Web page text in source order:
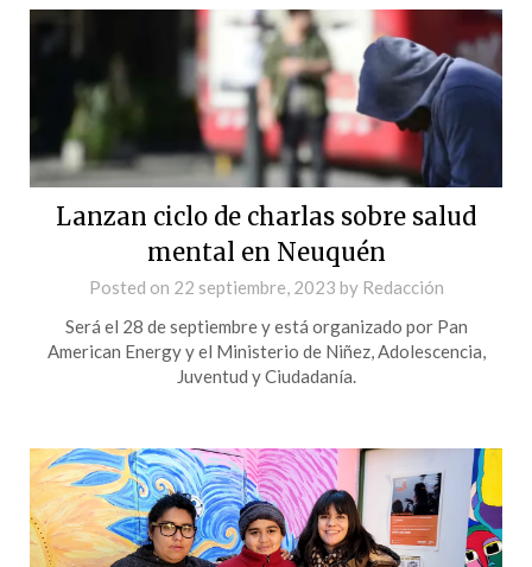
Lanzan ciclo de charlas sobre salud
mental en Neuquén
Posted on 22 septiembre, 2023 by Redacción
Será el 28 de septiembre y está organizado por Pan
American Energy y el Ministerio de Niñez, Adolescencia,
Juventud y Ciudadanía.